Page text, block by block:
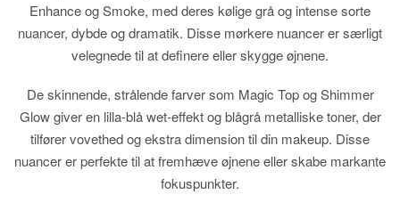
Enhance og Smoke, med deres kølige grå og intense sorte
nuancer, dybde og dramatik. Disse mørkere nuancer er særligt
velegnede til at definere eller skygge øjnene.
De skinnende, strålende farver som Magic Top og Shimmer
Glow giver en lilla-blå wet-effekt og blågrå metalliske toner, der
tilfører vovethed og ekstra dimension til din makeup. Disse
nuancer er perfekte til at fremhæve øjnene eller skabe markante
fokuspunkter.